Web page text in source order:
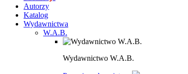
Autorzy
Katalog
Wydawnictwa
W.A.B.
Wydawnictwo W.A.B.